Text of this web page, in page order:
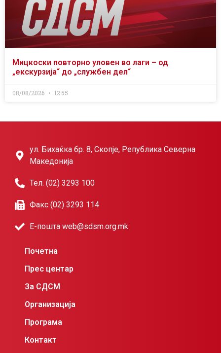
Мицкоски повторно уловен во лаги – од
„екскурзија“ до „службен дел“
08/08/2026 12:55
ул. Бихаќка бр. 8, Скопје, Република Северна
Македонија
Тел. (02) 3293 100
Факс (02) 3293 114
Е-пошта web@sdsm.org.mk
Почетна
Прес центар
За СДСМ
Организација
Програма
Контакт